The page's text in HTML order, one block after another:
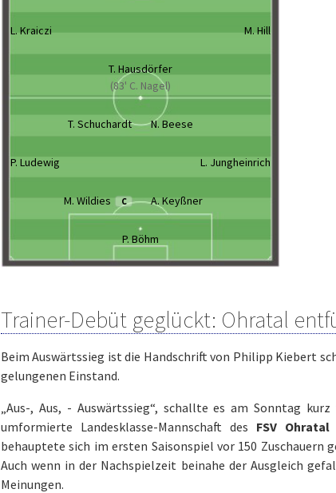
L. Kraiczi M. Hill
T. Hausdörfer
(83' C. Nagel)
T. Schuchardt N. Beese
P. Ludewig L. Jungheinrich
M. Wildies C A. Keyßner
P. Böhm
Trainer-Debüt geglückt: Ohratal
Beim Auswärtssieg ist die Handschrift von Philipp Kiebert
gelungenen Einstand.
„Aus-, Aus, - Auswärtssieg“, schallte es am Sonntag
umformierte Landesklasse-Mannschaft des FSV Ohratal
behauptete sich im ersten Saisonspiel vor 150 Zuschauern
Auch wenn in der Nachspielzeit beinahe der Ausgleich
Meinungen.